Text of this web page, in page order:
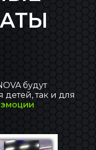
будут
так и для